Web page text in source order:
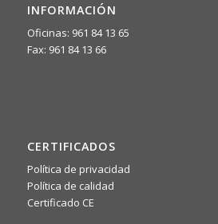
INFORMACIÓN
Oficinas: 961 84 13 65
Fax: 961 84 13 66
CERTIFICADOS
Política de privacidad
Política de calidad
Certificado CE